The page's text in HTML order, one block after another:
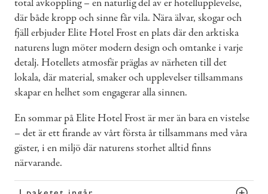
total avkoppling – en naturlig del av er hotellupplevelse,
där både kropp och sinne får vila. Nära älvar, skogar och
fjäll erbjuder Elite Hotel Frost en plats där den arktiska
naturens lugn möter modern design och omtanke i varje
detalj. Hotellets atmosfär präglas av närheten till det
lokala, där material, smaker och upplevelser tillsammans
skapar en helhet som engagerar alla sinnen.
En sommar på Elite Hotel Frost är mer än bara en vistelse
– det är ett firande av vårt första år tillsammans med våra
gäster, i en miljö där naturens storhet alltid finns
närvarande.